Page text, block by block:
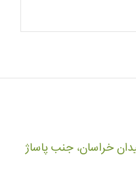
خراسان، جنب پاساژ